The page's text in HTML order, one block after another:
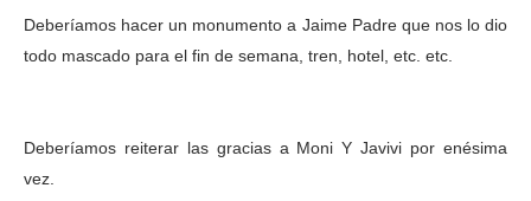
Deberíamos hacer un monumento a Jaime Padre que nos lo dio
todo mascado para el fin de semana, tren, hotel, etc. etc.
Deberíamos reiterar las gracias a Moni Y Javivi por enésima
vez.